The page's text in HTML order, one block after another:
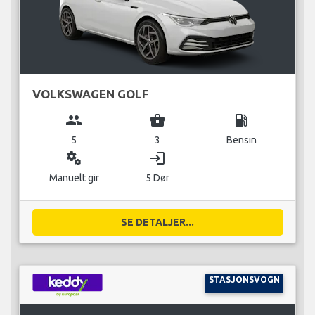
VOLKSWAGEN GOLF
group
5
business_center
3
local_gas_station
Bensin
miscellaneous_services
Manuelt gir
login
5 Dør
SE DETALJER...
STASJONSVOGN